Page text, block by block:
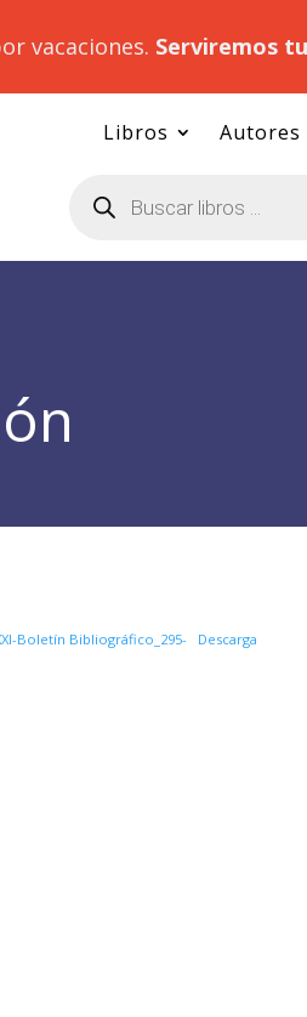
vacaciones. Serviremos
Libros Autores
productos
Boletín Bibliográfico_295- Descarga